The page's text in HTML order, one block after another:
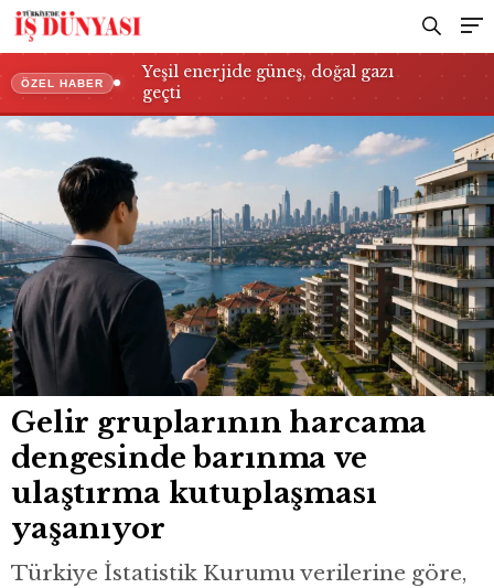
ÖZEL HABER
Yeşil enerjide güneş, doğal gazı
geçti
yaşanıyor
Gelir gruplarının harcama
dengesinde barınma ve
ulaştırma kutuplaşması
yaşanıyor
Türkiye İstatistik Kurumu verilerine göre,